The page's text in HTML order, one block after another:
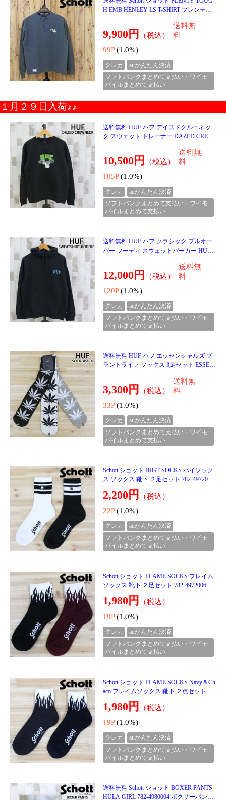
バー フーディ スウェットパーカー HUF C
LASSIC H P/O HOODI PF00798 長袖 トッ
プス メンズ 人気
12,000円
120P
(1.0%)
クレカ
auかんたん決済
ソフトバンクまとめて支払い・ワイモ
バイルまとめて支払い
送料無料 HUF ハフ エッセンシャルズ プ
3,300円
33P (1.0%)
auかんたん決済
ソフトバンクまとめて支払い・ワイモ
Schott ショット HIGT-SOCKS ハイソック
ス ソックス 靴下 ２足セット 782-4972004
ブランド ゆうパケ
2,200円（税込）
(1.0%)
バイルまとめて支払い
Schott ショット FLAME SOCKS フレイム
ソックス 靴下 ２足セット 782-4972006 ブ
ランド ゆうパケ
1,980円
19P
クレカ
auかんたん決済
ソフトバンクまとめて支払い・ワイモ
バイルまとめて支払い
Schott ショット FLAME SOCKS Navy＆Ch
aco フレイムソックス 靴下 ２点セット 78
2-4972007 ブランド ゆうパケ
1,980円
クレカ
auかんたん決済
ソフトバンクまとめて支払い・ワイモ
バイルまとめて支払い
送料無料 Schott ショット BOXER PANTS
HULA GIRL 782-4980004 ボクサーパンツ
33P (1.0%)
クレカ
ソフトバンクまとめて支払い・ワイモ
バイルまとめて支払い
１月２３日入荷♪♪
Schott ショット HIGT-SOCKS FLAME ハ
イソックス ソックス靴下 ２足セット 782-
4972003 ブランド ゆうパケ
クレカ
auかんたん決済
ソフトバンクまとめて支払い・ワイモ
バイルまとめて支払い
ヘビーウェイト 裏起毛 無地 ワイドスウェ
ットパンツ メンズ ウエストゴム ボトムス
秋冬 リラックス カジュアル 送料無料
2,499円（税込）
24P (1.0%)
バイルまとめて支払い
ジャガード 無地 スウェットパンツ メンズ
ユニセックス ジョガーパンツ ウエストゴ
ム イージーパンツ ロングパンツ ボトムス
カジュアル
1,999円 （税込）
(1.0%)
auかんたん決済
ソフトバンクまとめて支払い・ワイモ
送料無料 カートバッグ ラウンドバッグ ゴ